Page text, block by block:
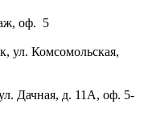
оф. 5
ул. Комсомольская,
Дачная, д. 11А, оф. 5-